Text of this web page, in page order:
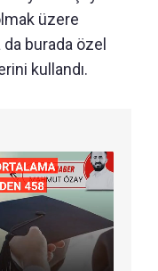
üzere
da burada özel
kullandı.